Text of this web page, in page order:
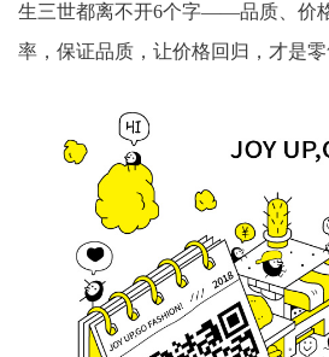
生三世都离不开6个字——品质、价
率，保证品质，让价格回归，才是零